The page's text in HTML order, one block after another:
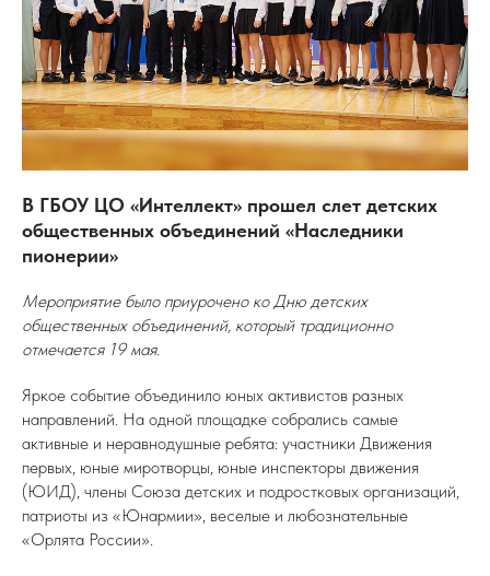
В ГБОУ ЦО «Интеллект» прошел слет детских
общественных объединений «Наследники
пионерии»
Мероприятие было приурочено ко Дню детских
общественных объединений, который традиционно
отмечается 19 мая.
Яркое событие объединило юных активистов разных
направлений. На одной площадке собрались самые
активные и неравнодушные ребята: участники Движения
первых, юные миротворцы, юные инспекторы движения
(ЮИД), члены Союза детских и подростковых организаций,
патриоты из «Юнармии», веселые и любознательные
«Орлята России».